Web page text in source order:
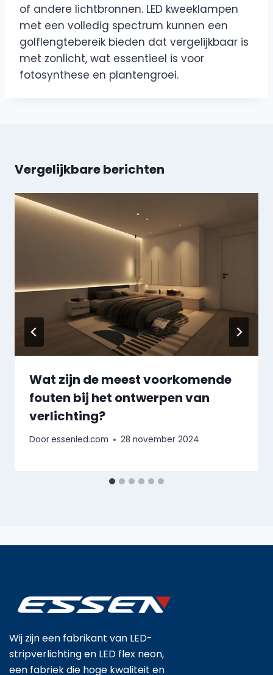
of andere lichtbronnen. LED kweeklampen
met een volledig spectrum kunnen een
golflengtebereik bieden dat vergelijkbaar is
met zonlicht, wat essentieel is voor
fotosynthese en plantengroei.
Vergelijkbare berichten
Wat zijn de meest voorkomende
fouten bij het ontwerpen van
verlichting?
Dooressenled.com 28 november 2024
Wij zijn een fabrikant van LED-
stripverlichting en LED flex neon,
een fabriek die hoge kwaliteit en